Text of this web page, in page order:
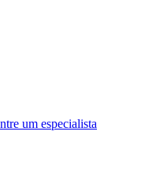
um especialista